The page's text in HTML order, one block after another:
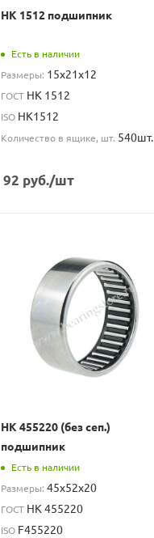
HK 1512 подшипник
Есть в наличии
Размеры: 15x21x12
ГОСТ HK 1512
ISO HK1512
Количество в ящике, шт. 540шт.
92 руб./шт
НК 455220 (без сеп.)
подшипник
Есть в наличии
Размеры:45x52x20
ГОСТ НК 455220
ISO F455220